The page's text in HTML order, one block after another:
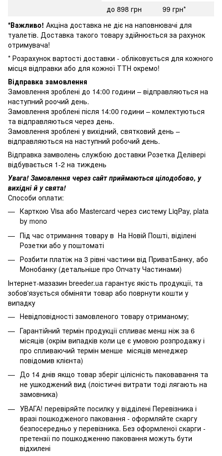
до 898 грн
99 грн*
*Важливо! Акціна доставка не діє на наповнювачі для
туалетів. Доставка такого товару здійнюється за рахунок
отримувача!
* Розрахунок вартості доставки - обліковується для кожного
місця відправки або для кожної ТТН окремо!
Відправка замовлення
Замовлення зроблені до 14:00 години – відправляються на
наступний роочий день.
Замовлення зроблені після 14:00 години – комлектуються
та відправляються через день.
Замовлення зроблені у вихідний, святковий день –
відправляються на наступний робочий день.
Відправка замволень службою доставки Розетка Делівері
відбувається 1-2 на тиждень
Увага! Замовлення через сайт приймаються цілодобово, у
вихідні й у свята!
Способи оплати:
Карткою Visa або Mastercard через систему LiqPay, plata
by mono
Під час отримання товару в На Новій Пошті, віділені
Розетки або у поштоматі
Розбити платіж на 3 рівні частини від ПриватБанку, або
Монобанку (детальніше про Опчату Частинами)
Інтернет-мазазин breeder.ua гарантує якість продукції, та
зобов'язується обміняти товар або поврнути кошти у
випадку
Невідповідності замовленого товару отриманому;
Гарантійний термін продукції спливає менш ніж за 6
місяців (окрім випадків коли це є умовою розпродажу і
про спливаючий термін менше місяців менеджер
повідомив клієнта)
До 14 днів якщо товар зберіг цілісність паковавання та
не ушкоджений вид (лоістичні витрати тоді лягають на
замовника)
УВАГА! перевіряйте посилку у відділені Перевізника і
вразі пошкодженого паковання - оформляйте скаргу
безпосередньо у перевізника. Без оформленої скарги -
претензії по пошкодженню паковання можуть бути
відхилені